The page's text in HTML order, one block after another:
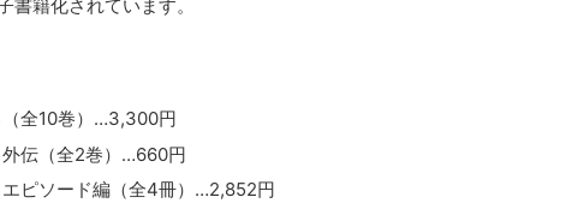
書籍化されています。
全10巻）…3,300円
伝（全2巻）…660円
ピソード編（全4冊）…2,852円